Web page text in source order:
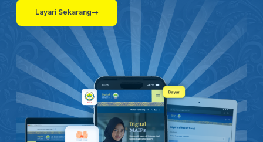
19 APRIL 2026 - BERITA SEMASA 3
31 MAC 2026 -BTH- KEUSAHAWANAN DIGITAL: 25 ASNAF DIBIMBING PUSAT KECEMERLANGAN PENDIDIKAN FAIZUDDIN
26 MAC 2026 - BERITA PERDANA- SOLAT SUNAT AL-ISTISQA' RAJA PERLIS BERSAMA HAMPIR 1,000 JEMAAH TUNAI
Layari Sekarang